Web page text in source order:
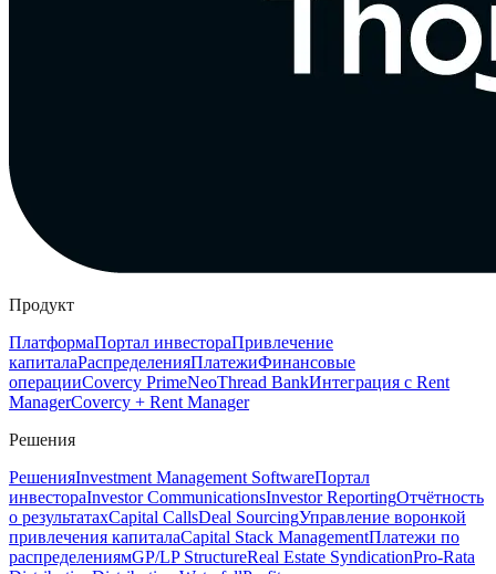
Продукт
ПлатформаПортал инвестораПривлечение
капиталаРаспределенияПлатежиФинансовые
операцииCovercy PrimeNeoThread BankИнтеграция с Rent
ManagerCovercy + Rent Manager
Решения
РешенияInvestment Management SoftwareПортал
инвестораInvestor CommunicationsInvestor ReportingОтчётность
о результатахCapital CallsDeal SourcingУправление воронкой
привлечения капиталаCapital Stack ManagementПлатежи по
распределениямGP/LP StructureReal Estate SyndicationPro-Rata